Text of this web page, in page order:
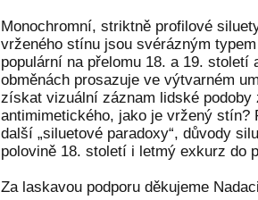
Monochromní, striktně profilové
vrženého stínu jsou svérázným
populární na přelomu 18. a 19. století
obměnách prosazuje ve výtvarném
získat vizuální záznam lidské podoby
antimimetického, jako je vržený stín?
další „siluetové paradoxy“, důvody
polovině 18. století i letmý exkurz do
Za laskavou podporu děkujeme